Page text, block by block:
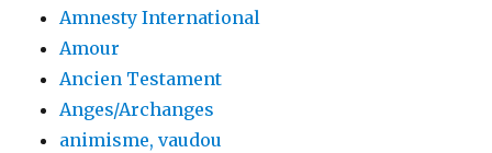
Amnesty International
Amour
Ancien Testament
Anges/Archanges
animisme, vaudou